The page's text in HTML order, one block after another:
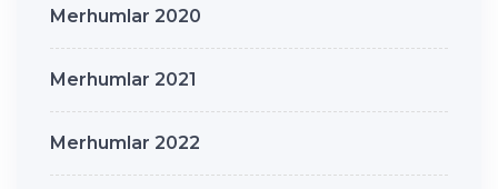
Merhumlar 2020
Merhumlar 2021
Merhumlar 2022